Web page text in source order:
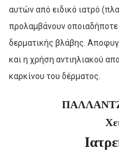
αυτών από ειδικό ιατρό
προλαμβάνουν οποιαδήποτε
δερματικής βλάβης.
και η χρήση αντιηλιακού
καρκίνου του δέρματος.